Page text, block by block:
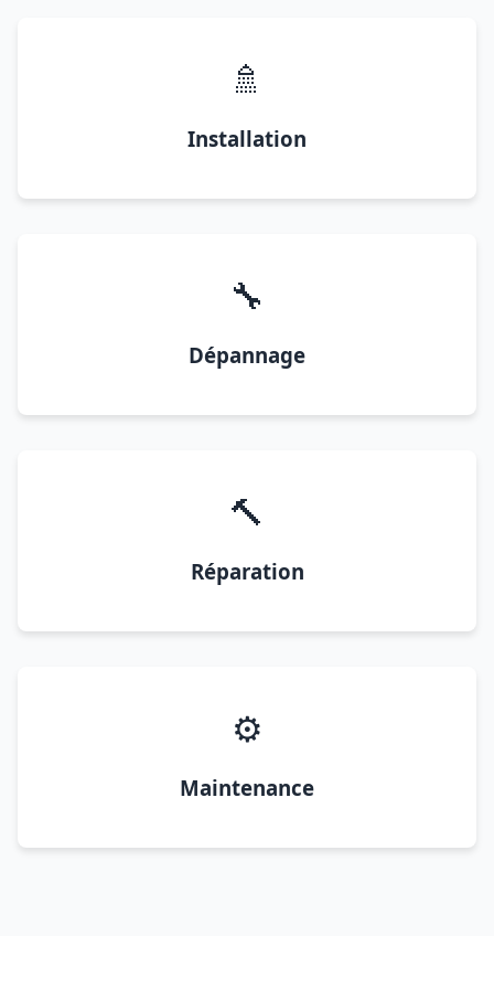
🚿
Installation
🔧
Dépannage
🔨
Réparation
⚙️
Maintenance